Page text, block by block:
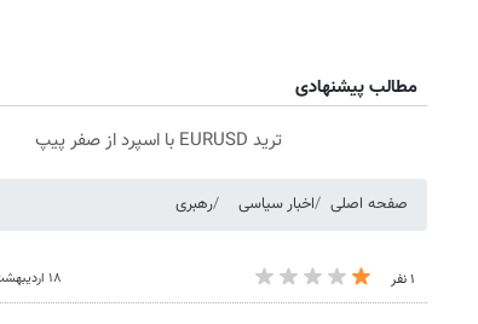
مطالب پیشنهادی
ترید EURUSD با اسپرد از صفر پیپ
صفحه اصلی اخبار سیاسی رهبری
۱ نفر ۱۸ اردیبهشت ۱۴۰۵ - ۰۵:۵۴